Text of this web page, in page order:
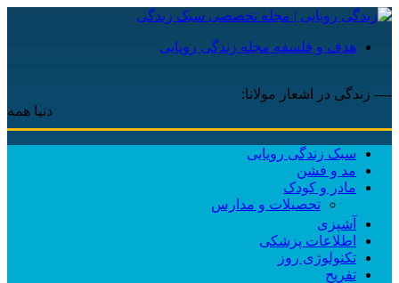
هدف و فلسفه مجله زندگی رویایی
---- زندگی در اشعار مولانا:
دنیا همه هیچ
سبک زندگی رویایی
مد و فشن
مادر و کودک
تحصیلات و مدارس
آشپزی
اطلاعات پزشکی
تکنولوژی روز
تفریح